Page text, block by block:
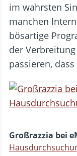
im wahrsten
manchen
bösartige
der
passieren,
Großrazzia bei